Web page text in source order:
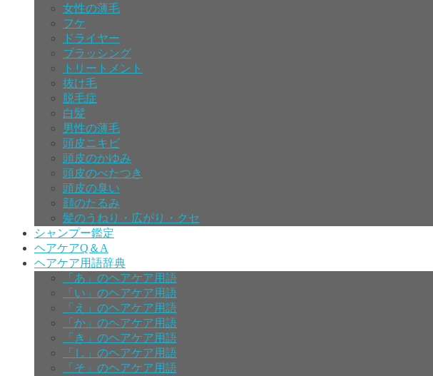
女性の薄毛
フケ
ドライヤー
ブラッシング
トリートメント
抜け毛
脱毛症
白髪
男性の薄毛
頭皮ニキビ
頭皮のかゆみ
頭皮のべたつき
頭皮の臭い
顔のたるみ
髪のうねり・広がり・クセ
シャンプー鑑定
ヘアケアQ＆A
ヘアケア用語辞典
「あ」のヘアケア用語
「い」のヘアケア用語
「え」のヘアケア用語
「か」のヘアケア用語
「き」のヘアケア用語
「し」のヘアケア用語
「そ」のヘアケア用語